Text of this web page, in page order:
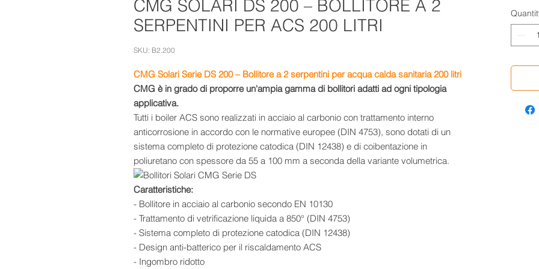
CMG SOLARI DS 200 – BOLLITORE A 2
SERPENTINI PER ACS 200 LITRI
SKU: B2.200
CMG Solari Serie DS 200 – Bollitore a 2 serpentini per acqua calda sanitaria 200 litri
CMG è in grado di proporre un'ampia gamma di bollitori adatti ad ogni tipologia
applicativa.
Tutti i boiler ACS sono realizzati in acciaio al carbonio con trattamento interno
anticorrosione in accordo con le normative europee (DIN 4753), sono dotati di un
sistema completo di protezione catodica (DIN 12438) e di coibentazione in
poliuretano con spessore da 55 a 100 mm a seconda della variante volumetrica.
Caratteristiche:
- Bollitore in acciaio al carbonio secondo EN 10130
- Trattamento di vetrificazione liquida a 850° (DIN 4753)
- Sistema completo di protezione catodica (DIN 12438)
- Design anti-batterico per il riscaldamento ACS
- Ingombro ridotto